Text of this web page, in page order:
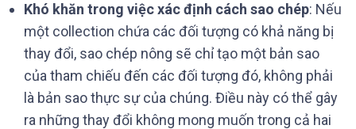
Khó khăn trong việc xác định cách sao chép: Nếu
một collection chứa các đối tượng có khả năng bị
thay đổi, sao chép nông sẽ chỉ tạo một bản sao
của tham chiếu đến các đối tượng đó, không phải
là bản sao thực sự của chúng. Điều này có thể gây
ra những thay đổi không mong muốn trong cả hai